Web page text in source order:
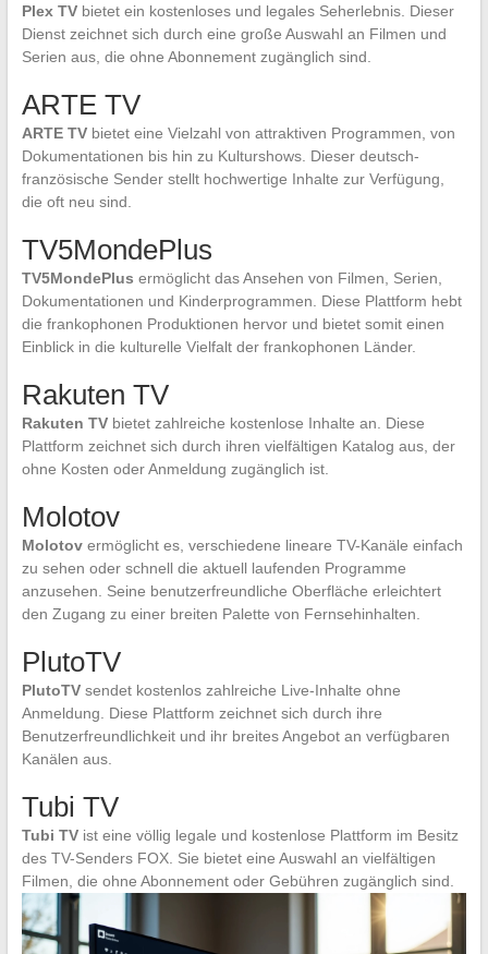
Plex TVbietet ein kostenloses und legales Seherlebnis. Dieser
Dienst zeichnet sich durch eine große Auswahl an Filmen und
Serien aus, die ohne Abonnement zugänglich sind.
ARTE TV
ARTE TVbietet eine Vielzahl von attraktiven Programmen, von
Dokumentationen bis hin zu Kulturshows. Dieser deutsch-
französische Sender stellt hochwertige Inhalte zur Verfügung,
die oft neu sind.
TV5MondePlus
TV5MondePlus ermöglicht das Ansehen von Filmen, Serien,
Dokumentationen und Kinderprogrammen. Diese Plattform hebt
die frankophonen Produktionen hervor und bietet somit einen
Einblick in die kulturelle Vielfalt der frankophonen Länder.
Rakuten TV
Rakuten TVbietet zahlreiche kostenlose Inhalte an. Diese
Plattform zeichnet sich durch ihren vielfältigen Katalog aus, der
ohne Kosten oder Anmeldung zugänglich ist.
Molotov
Molotovermöglicht es, verschiedene lineare TV-Kanäle einfach
zu sehen oder schnell die aktuell laufenden Programme
anzusehen. Seine benutzerfreundliche Oberfläche erleichtert
den Zugang zu einer breiten Palette von Fernsehinhalten.
PlutoTV
PlutoTVsendet kostenlos zahlreiche Live-Inhalte ohne
Anmeldung. Diese Plattform zeichnet sich durch ihre
Benutzerfreundlichkeit und ihr breites Angebot an verfügbaren
Kanälen aus.
Tubi TV
Tubi TVist eine völlig legale und kostenlose Plattform im Besitz
des TV-Senders FOX. Sie bietet eine Auswahl an vielfältigen
Filmen, die ohne Abonnement oder Gebühren zugänglich sind.